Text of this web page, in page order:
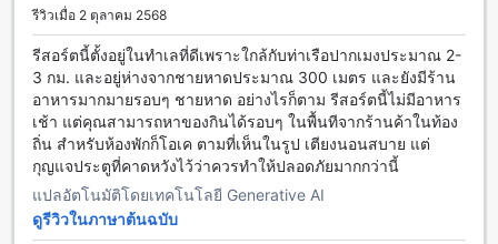
ทะเลหรือทิวทัศน์ที่สวยงามได้ และยังมีรายการโทรทัศน์ดาวเทียม
หรือรายการโทรทัศน์ทางสายเคเบิลเพื่อให้คุณสามารถรับชม
รายการที่คุณชื่นชอบได้ ไม่เพียงเท่านี้เพียงพอ ยังมีตู้เย็นในห้องพัก
เพื่อให้คุณสามารถเก็บอาหารและเครื่องดื่มเย็นสดชื่นได้
อาหารและบริการอื่นๆ ที่ทรายทอง รีสอร์ท
ทรายทอง รีสอร์ท เป็นสถานที่พักที่มีการบริการอาหารและบริการ
อื่นๆ ที่หลากหลายเพื่อให้คุณสามารถเพลิดเพลินกับการรับ
ประทานอาหารและสัมผัสกับบรรยากาศที่อบอุ่นและเป็นกันเองได้
อย่างแท้จริง ร้านอาหารในทรายทอง รีสอร์ทมีเมนูอาหารหลาก
รีวิวเมื่อ 2 ตุลาคม 2568
รีสอร์ตนี้ตั้งอยู่ในทำเลที่ดีเพราะใกล้กับท่าเรือปากเมงประมาณ 2-
3 กม. และอยู่ห่างจากชายหาดประมาณ 300 เมตร และยังมีร้าน
อาหารมากมายรอบๆ ชายหาด อย่างไรก็ตาม รีสอร์ตนี้ไม่มีอาหาร
เช้า แต่คุณสามารถหาของกินได้รอบๆ ในพื้นทีจากร้านค้าในท้อง
ถิ่น สำหรับห้องพักก็โอเค ตามที่เห็นในรูป เตียงนอนสบาย แต่
กุญแจประตูที่คาดหวังไว้ว่าควรทำให้ปลอดภัยมากกว่านี้
แปลอัตโนมัติโดยเทคโนโลยี Generative AI
ดูรีวิวในภาษาต้นฉบับ